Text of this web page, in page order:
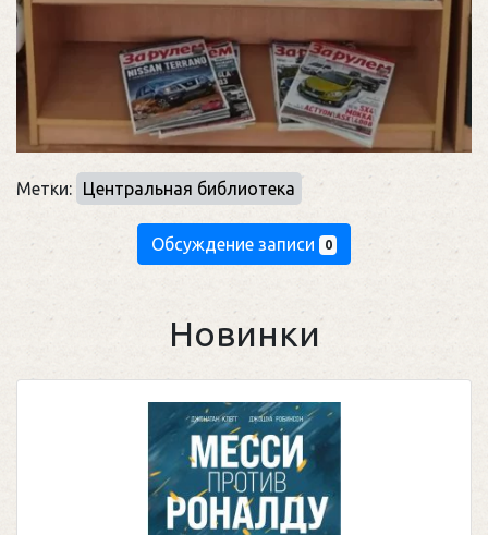
Метки: Центральная библиотека
Обсуждение записи 0
Новинки